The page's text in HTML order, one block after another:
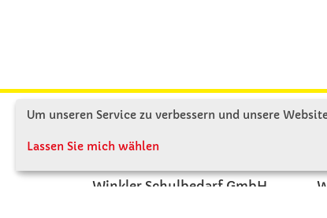
KONTAKT
Winkler Schulbedarf GmbH
Um unseren Service zu verbessern und unsere
Lassen Sie mich wählen